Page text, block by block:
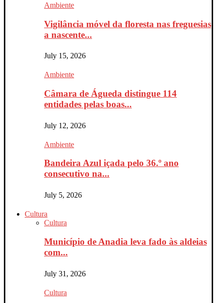
Ambiente
Vigilância móvel da floresta nas freguesias
a nascente...
July 15, 2026
Ambiente
Câmara de Águeda distingue 114
entidades pelas boas...
July 12, 2026
Ambiente
Bandeira Azul içada pelo 36.º ano
consecutivo na...
July 5, 2026
Cultura
Cultura
Município de Anadia leva fado às aldeias
com...
July 31, 2026
Cultura